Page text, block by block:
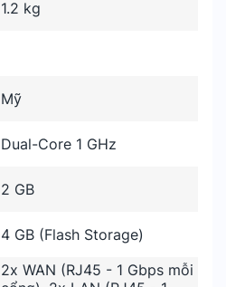
1.2 kg
Mỹ
Dual-Core 1 GHz
2 GB
4 GB (Flash Storage)
2x WAN (RJ45 - 1 Gbps mỗi